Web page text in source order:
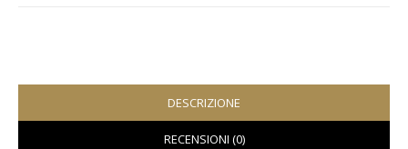
CERIMONIA
DESCRIZIONE
RECENSIONI (0)